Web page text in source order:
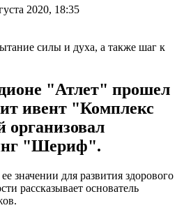
2020, 18:35
"Атлет" прошел
ивент "Комплекс
"Шериф".
значении для развития здорового
рассказывает основатель